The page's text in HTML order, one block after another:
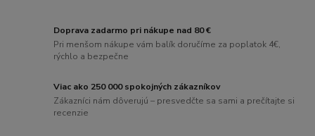
Doprava zadarmo pri nákupe nad 80 €
Pri menšom nákupe vám balík doručíme za poplatok 4€,
rýchlo a bezpečne
Viac ako 250 000 spokojných zákazníkov
Zákazníci nám dôverujú – presvedčte sa sami a prečítajte si
recenzie